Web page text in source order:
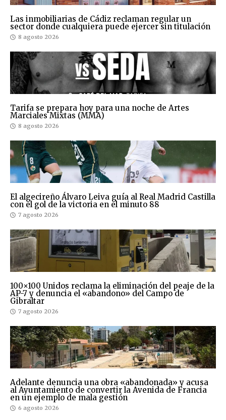
Las inmobiliarias de Cádiz reclaman regular un
sector donde cualquiera puede ejercer sin titulación
8 agosto 2026
Tarifa se prepara hoy para una noche de Artes
Marciales Mixtas (MMA)
8 agosto 2026
El algecireño Álvaro Leiva guía al Real Madrid Castilla
con el gol de la victoria en el minuto 88
7 agosto 2026
100×100 Unidos reclama la eliminación del peaje de la
AP-7 y denuncia el «abandono» del Campo de
Gibraltar
7 agosto 2026
Adelante denuncia una obra «abandonada» y acusa
al Ayuntamiento de convertir la Avenida de Francia
en un ejemplo de mala gestión
6 agosto 2026